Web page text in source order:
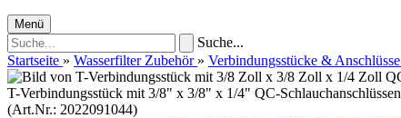
Menü
Suche...
Startseite » Wasserfilter Zubehör » Verbindungsstücke & Anschlüsse
T-Verbindungsstück mit 3/8" x 3/8" x 1/4" QC-Schlauchanschlüssen
(Art.Nr.: 2022091044)